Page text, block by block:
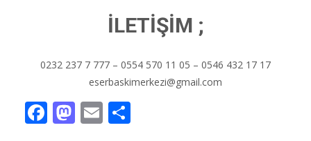
İLETİŞİM ;
0232 237 7 777 – 0554 570 11 05 – 0546 432 17 17
eserbaskimerkezi@gmail.com
F M E